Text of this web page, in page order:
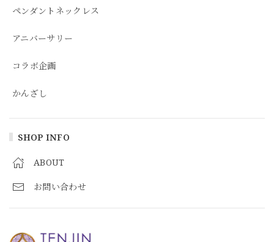
ペンダントネックレス
アニバーサリー
コラボ企画
かんざし
SHOP INFO
ABOUT
お問い合わせ